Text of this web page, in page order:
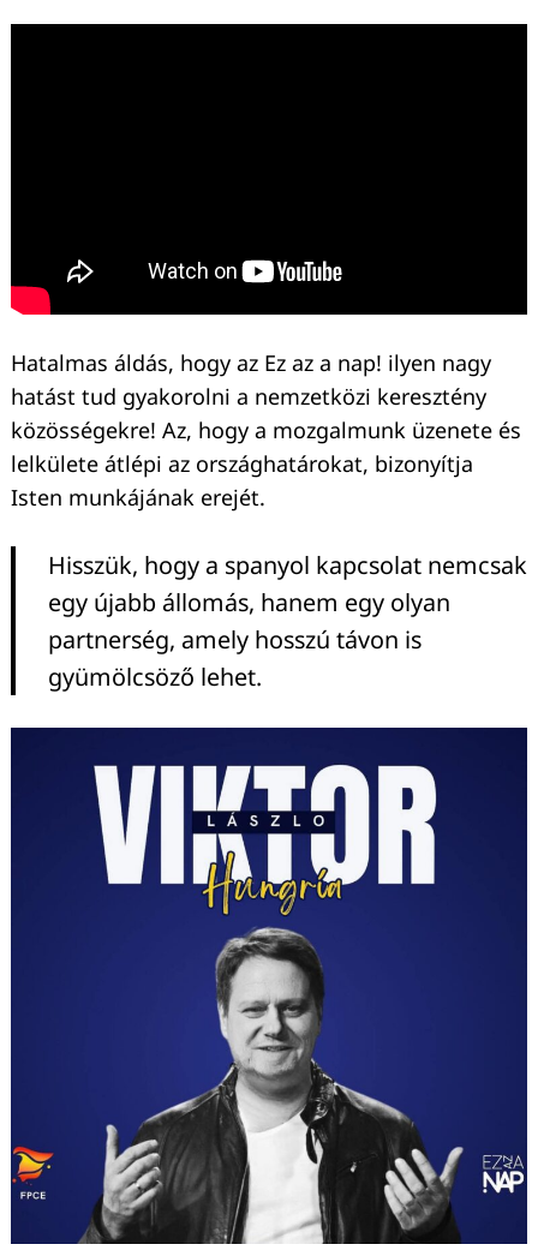
Hatalmas áldás, hogy az Ez az a nap! ilyen nagy
hatást tud gyakorolni a nemzetközi keresztény
közösségekre! Az, hogy a mozgalmunk üzenete és
lelkülete átlépi az országhatárokat, bizonyítja
Isten munkájának erejét.
Hisszük, hogy a spanyol kapcsolat nemcsak
egy újabb állomás, hanem egy olyan
partnerség, amely hosszú távon is
gyümölcsöző lehet.
Keresés: